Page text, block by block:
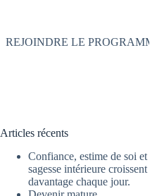
REJOINDRE LE PROGRAMME
Articles récents
Confiance, estime de soi et
sagesse intérieure croissent
davantage chaque jour.